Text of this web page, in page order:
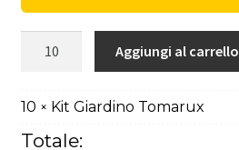
quantità
Aggiungi al carrello
10 × Kit Giardino Tomarux
Totale: